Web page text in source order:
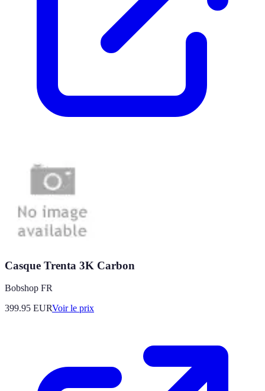
Casque Trenta 3K Carbon
Bobshop FR
399.95 EURVoir le prix